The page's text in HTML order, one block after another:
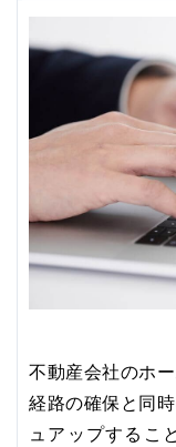
不動産会社のホ
経路の確保と同
ュアップするこ